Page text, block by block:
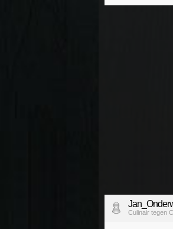
Culinair tegen